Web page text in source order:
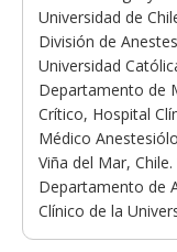
Universidad de
División de
Universidad
Departamento de
Crítico, Hospital
Médico
Viña del Mar, Chile.
Departamento de
Clínico de la